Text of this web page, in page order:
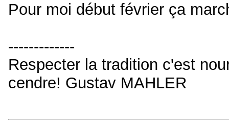
Pour moi début février ça
-------------
Respecter la tradition c'est
cendre! Gustav MAHLER